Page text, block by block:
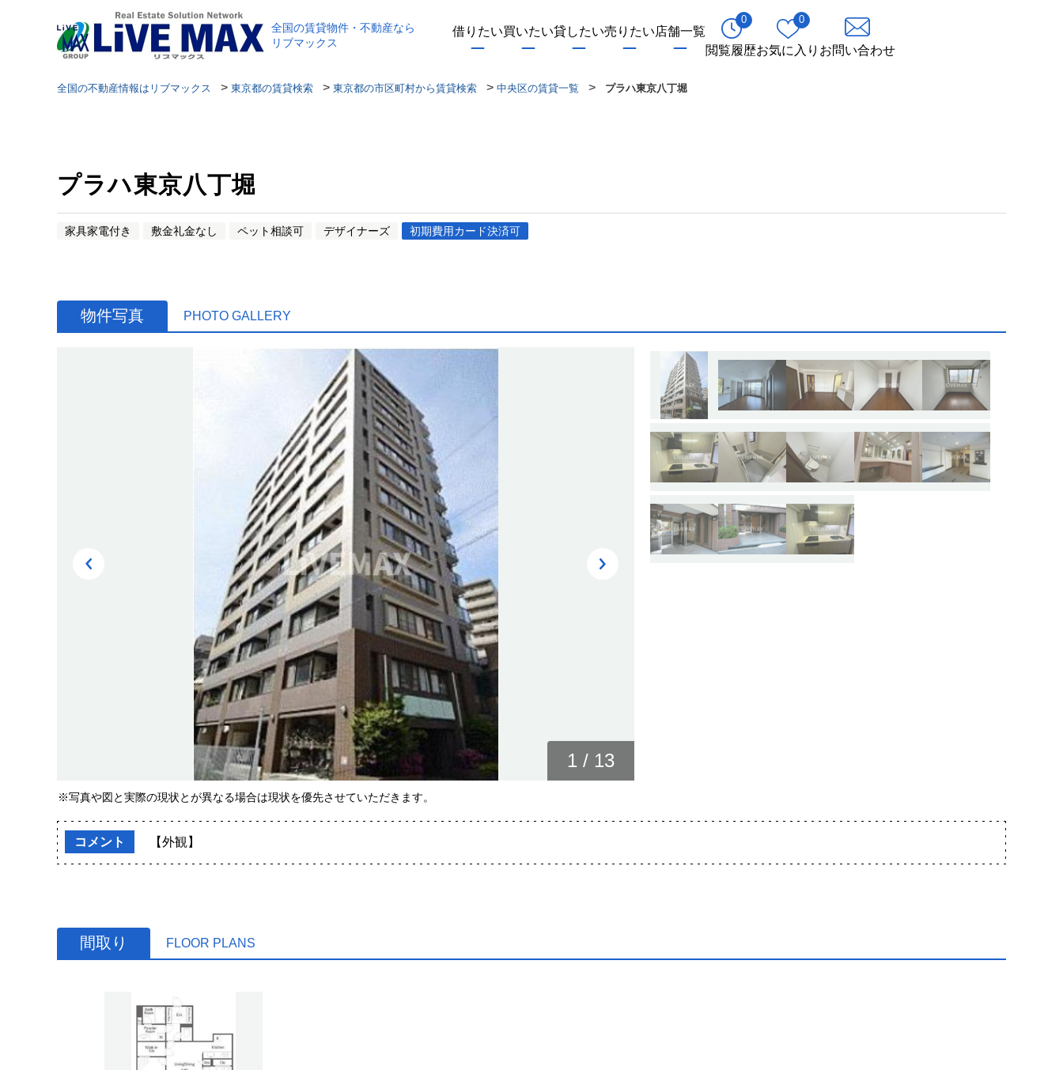
全国の賃貸物件・不動産なら
リブマックス
借りたい買いたい貸したい売りたい店舗一覧
0
閲覧履歴
0
お気に入り お問い合わせ
全国の不動産情報はリブマックス > 東京都の賃貸検索 > 東京都の市区町村から賃貸検索 > 中央区の賃貸一覧 > プラハ東京八丁堀
プラハ東京八丁堀
家具家電付き 敷金礼金なし ペット相談可 デザイナーズ 初期費用カード決済可
物件写真 PHOTO GALLERY
1 / 13
※写真や図と実際の現状とが異なる場合は現状を優先させていただきます。
コメント 【外観】
間取り FLOOR PLANS